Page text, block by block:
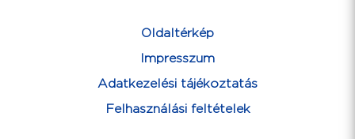
Oldaltérkép
Impresszum
Adatkezelési tájékoztatás
Felhasználási feltételek